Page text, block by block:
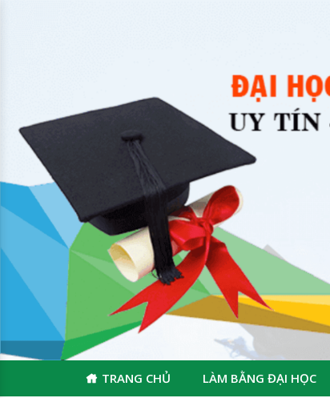
TRANG CHỦ LÀM BẰNG ĐẠI HỌC